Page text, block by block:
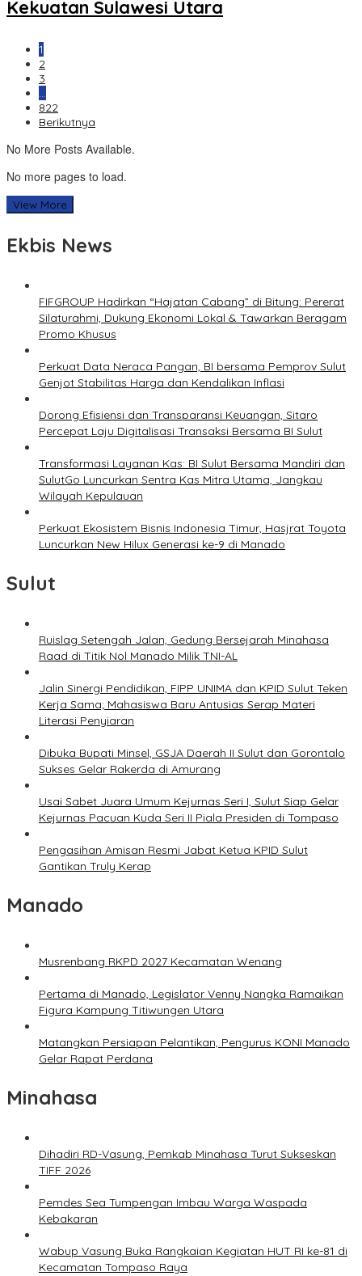
Kekuatan Sulawesi Utara
1
2
3
…
822
Berikutnya
No More Posts Available.
No more pages to load.
View More
Ekbis News
FIFGROUP Hadirkan “Hajatan Cabang” di Bitung: Pererat
Silaturahmi, Dukung Ekonomi Lokal & Tawarkan Beragam
Promo Khusus
Perkuat Data Neraca Pangan, BI bersama Pemprov Sulut
Genjot Stabilitas Harga dan Kendalikan Inflasi
Dorong Efisiensi dan Transparansi Keuangan, Sitaro
Percepat Laju Digitalisasi Transaksi Bersama BI Sulut
Transformasi Layanan Kas: BI Sulut Bersama Mandiri dan
SulutGo Luncurkan Sentra Kas Mitra Utama, Jangkau
Wilayah Kepulauan
Perkuat Ekosistem Bisnis Indonesia Timur, Hasjrat Toyota
Luncurkan New Hilux Generasi ke-9 di Manado
Sulut
Ruislag Setengah Jalan, Gedung Bersejarah Minahasa
Raad di Titik Nol Manado Milik TNI-AL
Jalin Sinergi Pendidikan, FIPP UNIMA dan KPID Sulut Teken
Kerja Sama; Mahasiswa Baru Antusias Serap Materi
Literasi Penyiaran
Dibuka Bupati Minsel, GSJA Daerah II Sulut dan Gorontalo
Sukses Gelar Rakerda di Amurang
Usai Sabet Juara Umum Kejurnas Seri I, Sulut Siap Gelar
Kejurnas Pacuan Kuda Seri II Piala Presiden di Tompaso
Pengasihan Amisan Resmi Jabat Ketua KPID Sulut
Gantikan Truly Kerap
Manado
Musrenbang RKPD 2027 Kecamatan Wenang
Pertama di Manado, Legislator Venny Nangka Ramaikan
Figura Kampung Titiwungen Utara
Matangkan Persiapan Pelantikan, Pengurus KONI Manado
Gelar Rapat Perdana
Minahasa
Dihadiri RD-Vasung, Pemkab Minahasa Turut Sukseskan
TIFF 2026
Pemdes Sea Tumpengan Imbau Warga Waspada
Kebakaran
Wabup Vasung Buka Rangkaian Kegiatan HUT RI ke-81 di
Kecamatan Tompaso Raya